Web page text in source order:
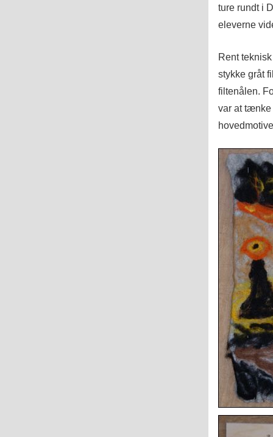
ture rundt i
eleverne
Rent
stykke gråt
filtenålen.
var at tænke